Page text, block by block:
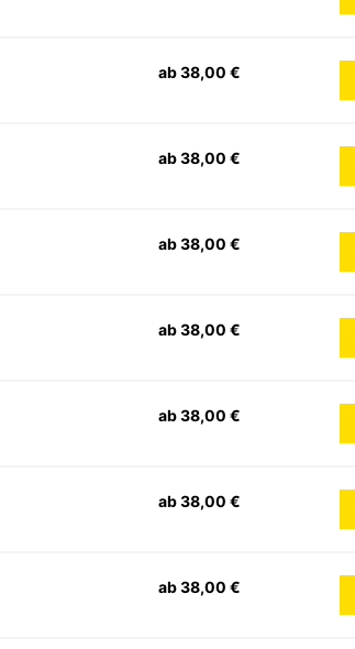
ab 38,00 €
ab 38,00 €
ab 38,00 €
ab 38,00 €
ab 38,00 €
ab 38,00 €
ab 38,00 €